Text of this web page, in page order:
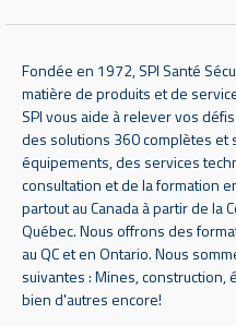
Fondée en 1972, SPI Santé
matière de produits et de
SPI vous aide à relever vos
des solutions 360 complètes et
équipements, des services
consultation et de la formation
partout au Canada à partir de la
Québec. Nous offrons des
au QC et en Ontario. Nous
suivantes : Mines,
bien d'autres encore!